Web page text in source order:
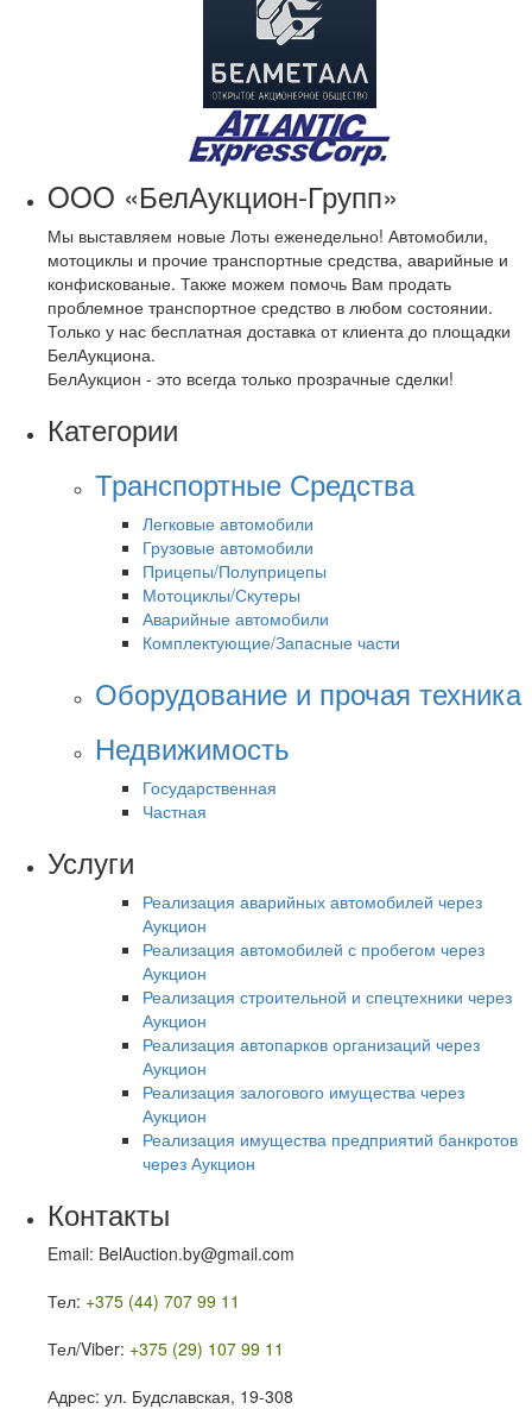
OOO «БелАукцион-Групп»
Мы выставляем новые Лоты еженедельно! Автомобили,
мотоциклы и прочие транспортные средства, аварийные и
конфискованые. Также можем помочь Вам продать
проблемное транспортное средство в любом состоянии.
Только у нас бесплатная доставка от клиента до площадки
БелАукциона.
БелАукцион - это всегда только прозрачные сделки!
Категории
Транспортные Средства
Легковые автомобили
Грузовые автомобили
Прицепы/Полуприцепы
Мотоциклы/Скутеры
Аварийные автомобили
Комплектующие/Запасные части
Оборудование и прочая техника
Недвижимость
Государственная
Частная
Услуги
Реализация аварийных автомобилей через
Аукцион
Реализация автомобилей с пробегом через
Аукцион
Реализация строительной и спецтехники через
Аукцион
Реализация автопарков организаций через
Аукцион
Реализация залогового имущества через
Аукцион
Реализация имущества предприятий банкротов
через Аукцион
Контакты
Email: BelAuction.by@gmail.com
Тел: +375 (44) 707 99 11
Тел/Viber: +375 (29) 107 99 11
Адрес: ул. Будславская, 19-308